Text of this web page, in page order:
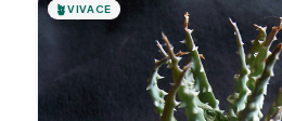
🪴VIVACE